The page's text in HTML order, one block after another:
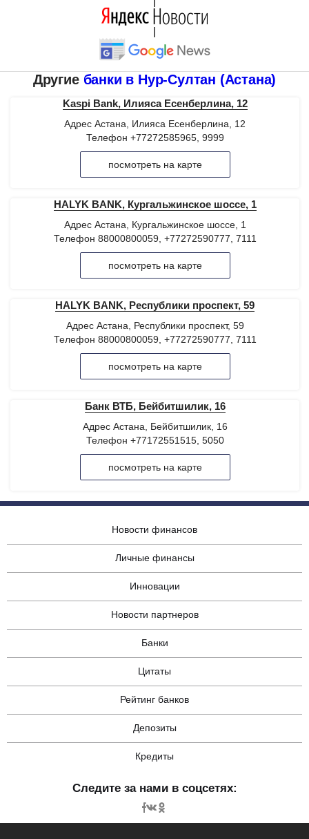
Другие банки в Нур-Султан (Астана)
Kaspi Bank, Илияса Есенберлина, 12
Адрес Астана, Илияса Есенберлина, 12
Телефон +77272585965, 9999
посмотреть на карте
HALYK BANK, Кургальжинское шоссе, 1
Адрес Астана, Кургальжинское шоссе, 1
Телефон 88000800059, +77272590777, 7111
посмотреть на карте
HALYK BANK, Республики проспект, 59
Адрес Астана, Республики проспект, 59
Телефон 88000800059, +77272590777, 7111
посмотреть на карте
Банк ВТБ, Бейбитшилик, 16
Адрес Астана, Бейбитшилик, 16
Телефон +77172551515, 5050
посмотреть на карте
Новости финансов
Личные финансы
Инновации
Новости партнеров
Банки
Цитаты
Рейтинг банков
Депозиты
Кредиты
Следите за нами в соцсетях: